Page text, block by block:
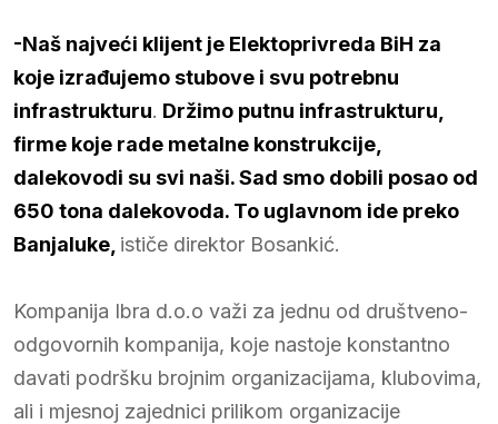
-Naš najveći klijent je Elektoprivreda BiH za
koje izrađujemo stubove i svu potrebnu
infrastrukturu. Držimo putnu infrastrukturu,
firme koje rade metalne konstrukcije,
dalekovodi su svi naši. Sad smo dobili posao od
650 tona dalekovoda. To uglavnom ide preko
Banjaluke, ističe direktor Bosankić.
Kompanija Ibra d.o.o važi za jednu od društveno-
odgovornih kompanija, koje nastoje konstantno
davati podršku brojnim organizacijama, klubovima,
ali i mjesnoj zajednici prilikom organizacije